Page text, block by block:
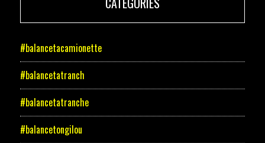
#balancetacamionette
#balancetatranch
#balancetatranche
#balancetongilou